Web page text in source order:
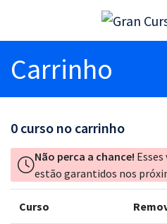
Carrinho
0 curso no carrinho
Não perca a chance!
estão garantidos nos
Curso